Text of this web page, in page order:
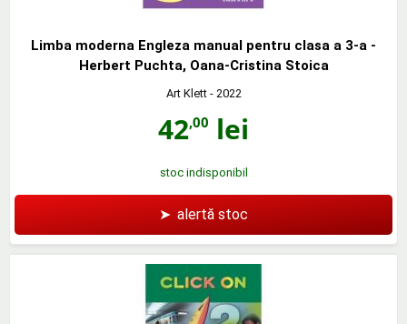
Limba moderna Engleza manual pentru clasa a 3-a -
Herbert Puchta, Oana-Cristina Stoica
Art Klett- 2022
42,00 lei
stoc indisponibil
➤ alertă stoc